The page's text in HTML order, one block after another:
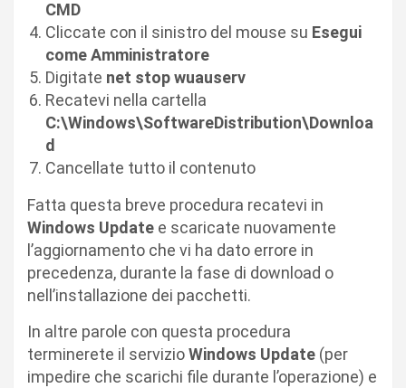
CMD
Cliccate con il sinistro del mouse su Esegui
come Amministratore
Digitate net stop wuauserv
Recatevi nella cartella
C:\Windows\SoftwareDistribution\Downloa
d
Cancellate tutto il contenuto
Fatta questa breve procedura recatevi in
Windows Update e scaricate nuovamente
l’aggiornamento che vi ha dato errore in
precedenza, durante la fase di download o
nell’installazione dei pacchetti.
In altre parole con questa procedura
terminerete il servizioWindows Update (per
impedire che scarichi file durante l’operazione) e